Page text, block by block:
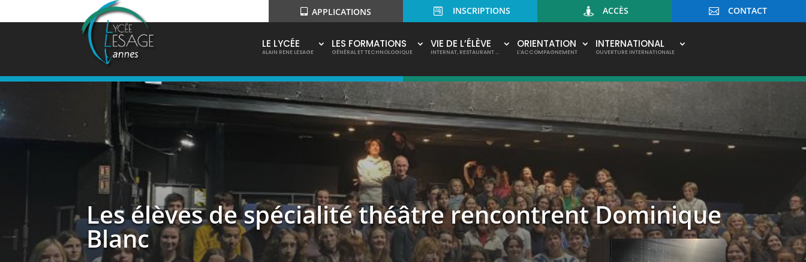
APPLICATIONS  INSCRIPTIONS  ACCÈS  CONTACT
LE LYCÉE
ALAIN RENE LESAGE
LES FORMATIONS
GÉNÉRAL ET TECHNOLOGIQUE
VIE DE L’ÉLÈVE
INTERNAT, RESTAURANT …
ORIENTATION
L’ACCOMPAGNEMENT
INTERNATIONAL
OUVERTURE INTERNATIONALE
Les élèves de spécialité théâtre rencontrent Dominique
Blanc